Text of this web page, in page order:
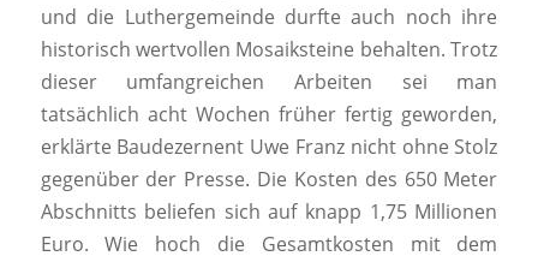
und die Luthergemeinde durfte auch noch ihre
historisch wertvollen Mosaiksteine behalten. Trotz
dieser umfangreichen Arbeiten sei man
tatsächlich acht Wochen früher fertig geworden,
erklärte Baudezernent Uwe Franz nicht ohne Stolz
gegenüber der Presse. Die Kosten des 650 Meter
Abschnitts beliefen sich auf knapp 1,75 Millionen
Euro. Wie hoch die Gesamtkosten mit dem